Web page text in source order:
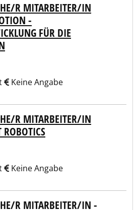
R MITARBEITER/IN
-
FÜR DIE
Keine Angabe
R MITARBEITER/IN
Keine Angabe
R MITARBEITER/IN -